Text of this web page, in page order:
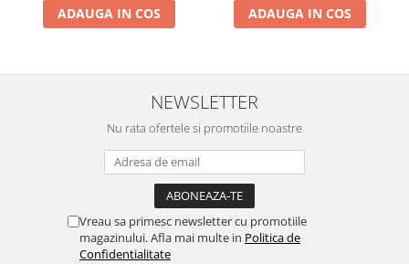
ADAUGA IN COS ADAUGA IN COS
NEWSLETTER
Nu rata ofertele si promotiile noastre
Vreau sa primesc newsletter cu promotiile
magazinului. Afla mai multe in Politica de
Confidentialitate